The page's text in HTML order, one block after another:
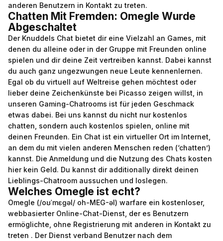
anderen Benutzern in Kontakt zu treten.
Chatten Mit Fremden: Omegle Wurde
Abgeschaltet
Der Knuddels Chat bietet dir eine Vielzahl an Games, mit
denen du alleine oder in der Gruppe mit Freunden online
spielen und dir deine Zeit vertreiben kannst. Dabei kannst
du auch ganz ungezwungen neue Leute kennenlernen.
Egal ob du virtuell auf Weltreise gehen möchtest oder
lieber deine Zeichenkünste bei Picasso zeigen willst, in
unseren Gaming-Chatrooms ist für jeden Geschmack
etwas dabei. Bei uns kannst du nicht nur kostenlos
chatten, sondern auch kostenlos spielen, online mit
deinen Freunden. Ein Chat ist ein virtueller Ort im Internet,
an dem du mit vielen anderen Menschen reden (‘chatten’)
kannst. Die Anmeldung und die Nutzung des Chats kosten
hier kein Geld. Du kannst dir additionally direkt deinen
Lieblings-Chatroom aussuchen und loslegen.
Welches Omegle ist echt?
Omegle (/oʊˈmɛɡəl/ oh-MEG-əl) warfare ein kostenloser,
webbasierter Online-Chat-Dienst, der es Benutzern
ermöglichte, ohne Registrierung mit anderen in Kontakt zu
treten . Der Dienst verband Benutzer nach dem